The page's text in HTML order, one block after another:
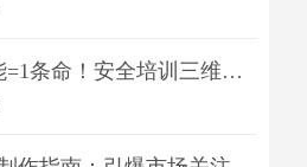
1分钟可能=1条命！安全培训三维动画制作成本效益深度拆解